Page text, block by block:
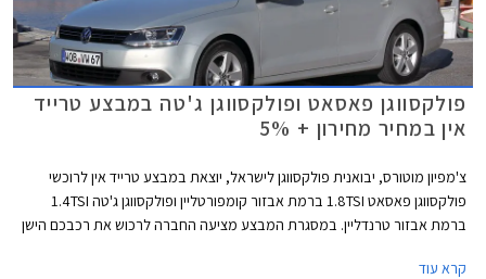
פולקסווגן פאסאט ופולקסווגן ג'טה במבצע טרייד
אין במחיר מחירון + 5%
צ'מפיון מוטורס, יבואנית פולקסווגן לישראל, יוצאת במבצע טרייד אין לרוכשי
פולקסווגן פאסאט 1.8TSI ברמת אבזור קומפורטליין ופולקסווגן ג'טה 1.4TSI
ברמת אבזור טרנדליין. במסגרת המבצע מציעה החברה לרכוש את רכבכם הישן
קרא עוד